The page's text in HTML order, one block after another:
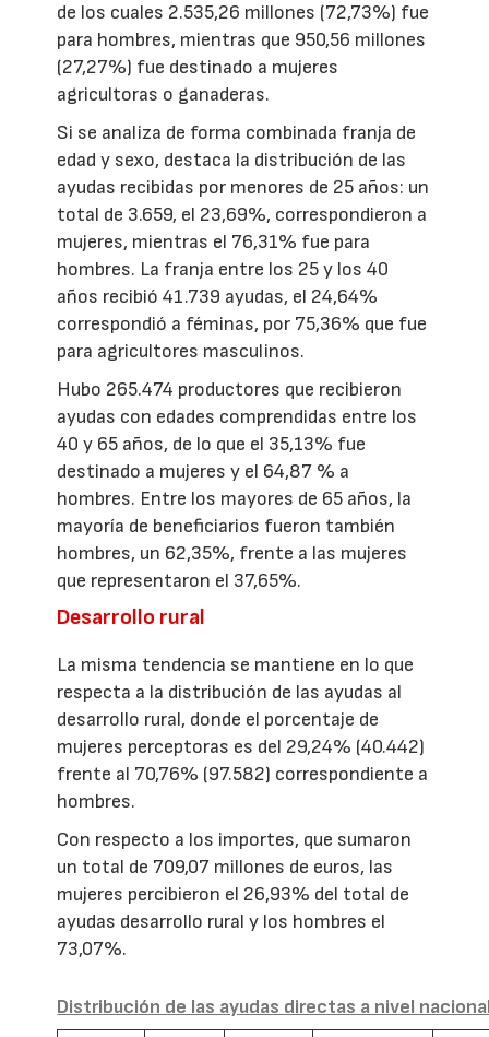
de los cuales 2.535,26 millones (72,73%) fue
para hombres, mientras que 950,56 millones
(27,27%) fue destinado a mujeres
agricultoras o ganaderas.
Si se analiza de forma combinada franja de
edad y sexo, destaca la distribución de las
ayudas recibidas por menores de 25 años: un
total de 3.659, el 23,69%, correspondieron a
mujeres, mientras el 76,31% fue para
hombres. La franja entre los 25 y los 40
años recibió 41.739 ayudas, el 24,64%
correspondió a féminas, por 75,36% que fue
para agricultores masculinos.
Hubo 265.474 productores que recibieron
ayudas con edades comprendidas entre los
40 y 65 años, de lo que el 35,13% fue
destinado a mujeres y el 64,87 % a
hombres. Entre los mayores de 65 años, la
mayoría de beneficiarios fueron también
hombres, un 62,35%, frente a las mujeres
que representaron el 37,65%.
Desarrollo rural
La misma tendencia se mantiene en lo que
respecta a la distribución de las ayudas al
desarrollo rural, donde el porcentaje de
mujeres perceptoras es del 29,24% (40.442)
frente al 70,76% (97.582) correspondiente a
hombres.
Con respecto a los importes, que sumaron
un total de 709,07 millones de euros, las
mujeres percibieron el 26,93% del total de
ayudas desarrollo rural y los hombres el
73,07%.
Distribución de las ayudas directas a nivel